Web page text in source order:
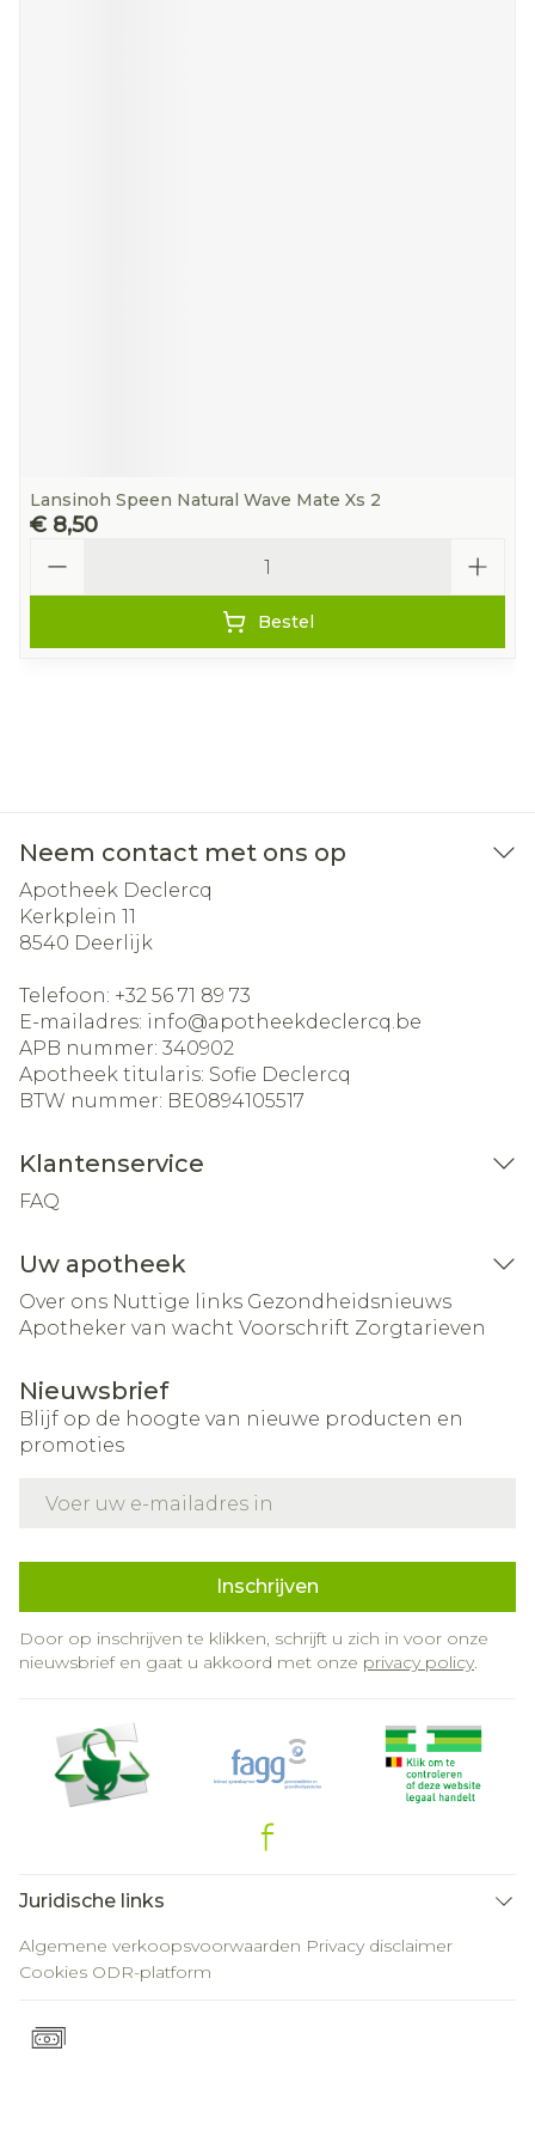
Lansinoh Speen Natural Wave Mate Xs 2
€ 8,50
Bestel
Neem contact met ons op
Apotheek Declercq
Kerkplein 11
8540 Deerlijk
Telefoon: +32 56 71 89 73
E-mailadres: info@apotheekdeclercq.be
APB nummer: 340902
Apotheek titularis: Sofie Declercq
BTW nummer: BE0894105517
Klantenservice
FAQ
Uw apotheek
Over ons Nuttige links Gezondheidsnieuws
Apotheker van wacht Voorschrift Zorgtarieven
Nieuwsbrief
Blijf op de hoogte van nieuwe producten en
promoties
Inschrijven
Door op inschrijven te klikken, schrijft u zich in voor onze
nieuwsbrief en gaat u akkoord met onze privacy policy.
Juridische links
Algemene verkoopsvoorwaarden Privacy disclaimer
Cookies ODR-platform